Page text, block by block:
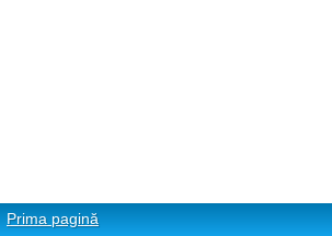
Prima pagină